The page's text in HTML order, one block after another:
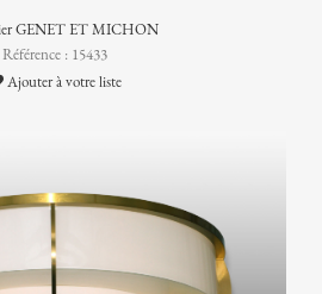
GENET ET MICHON
Référence : 15433
Ajouter à votre liste